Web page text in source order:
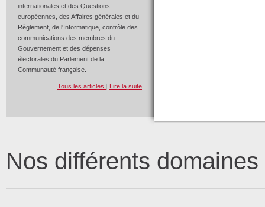
internationales et des Questions
européennes, des Affaires générales et du
Règlement, de l'Informatique, contrôle des
communications des membres du
Gouvernement et des dépenses
électorales du Parlement de la
Communauté française.
Tous les articles | Lire la suite
Nos différents